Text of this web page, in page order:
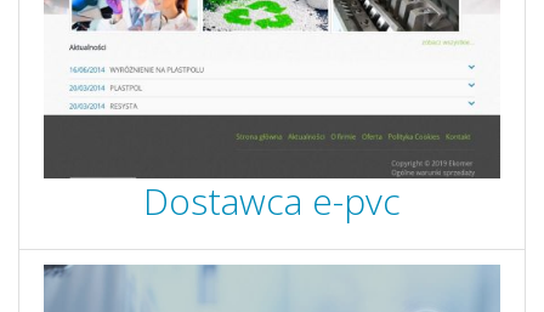
Dostawca e-pvc